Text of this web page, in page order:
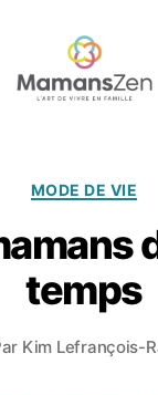
MODE DE VIE
temps
Kim Lefrançois-
Date
de
2
o
t